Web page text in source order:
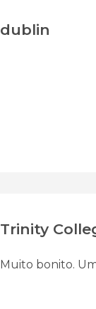
dublin
Trinity
Muito bonito.